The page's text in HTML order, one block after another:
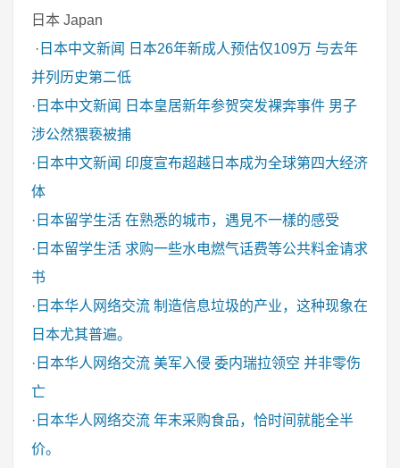
日本 Japan
· 日本中文新闻
日本26年新成人预估仅109万 与去年
并列历史第二低
· 日本中文新闻
日本皇居新年参贺突发裸奔事件 男子
涉公然猥亵被捕
· 日本中文新闻 印度宣布超越日本成为全球第四大经济
体
· 日本留学生活 在熟悉的城市，遇見不一樣的感受
· 日本留学生活 求购一些水电燃气话费等公共料金请求
书
· 日本华人网络交流 制造信息垃圾的产业，这种现象在
日本尤其普遍。
· 日本华人网络交流 美军入侵 委内瑞拉领空 并非零伤
亡
· 日本华人网络交流 年末采购食品，恰时间就能全半
价。